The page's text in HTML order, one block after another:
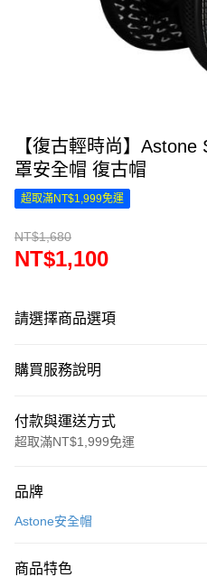
【復古輕時尚】
罩安全帽 復古帽
超取滿NT$1,999免運
NT$1,680
NT$1,100
請選擇商品選項
購買服務說明
付款與運送方式
超取滿NT$1,999免運
信用卡一次付款
3 期 0 利率 每期
品牌
Astone安全帽
商品特色